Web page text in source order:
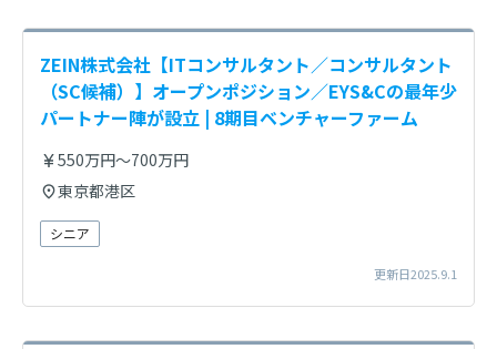
ZEIN株式会社【ITコンサルタント／コンサルタント
（SC候補）】オープンポジション／EYS&Cの最年少
パートナー陣が設立 | 8期目ベンチャーファーム
550万円～700万円
東京都港区
シニア
更新日2025.9.1